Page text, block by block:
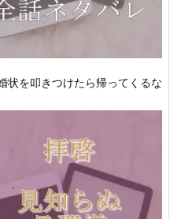
を叩きつけたら帰ってくるな